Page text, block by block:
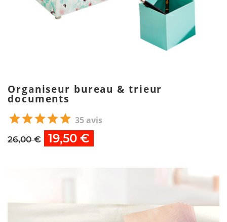
Organiseur bureau & trieur
documents
35 avis
26,00 € 19,50 €